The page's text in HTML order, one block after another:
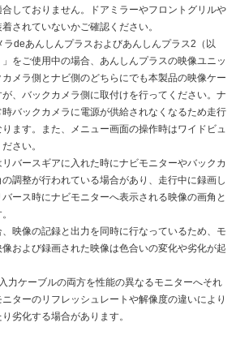
しておりません。ドアミラーやフロントグリルや
されていないかご確認ください。
ラdeあんしんプラスおよびあんしんプラス2（以
をご使用中の場合、あんしんプラスの映像ユニッ
カメラ側とナビ側のどちらにでも本製品の映像ケー
、バックカメラ側に取付けを行ってください。ナ
バックカメラに電源が供給されなくなるため走行
ます。また、メニュー画面の操作時はワイドビュ
さい。
バースギアに入れた時にナビモニターやバックカ
調整が行われている場合があり、走行中に録画し
ース時にナビモニターへ表示される映像の画角と
映像の記録と出力を同時に行なっているため、モ
および録画された映像は色合いの変化や劣化が起
力ケーブルの両方を性能の異なるモニターへそれ
ターのリフレッシュレートや解像度の違いにより
劣化する場合があります。